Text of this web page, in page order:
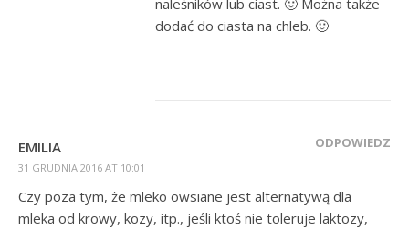
naleśników lub ciast. 🙂 Można także
dodać do ciasta na chleb. 🙂
EMILIA
31 GRUDNIA 2016 AT 10:01
ODPOWIEDZ
Czy poza tym, że mleko owsiane jest alternatywą dla
mleka od krowy, kozy, itp., jeśli ktoś nie toleruje laktozy,